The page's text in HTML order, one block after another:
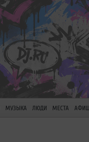
МУЗЫКА ЛЮДИ МЕСТА